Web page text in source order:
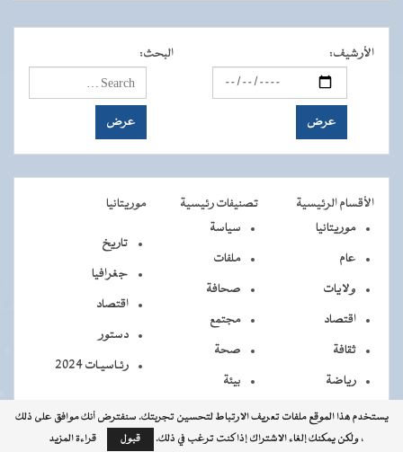
الأرشيف: البحث:
الأقسام الرئيسية تصنيفات رئيسية
موريتانيا
موريتانيا
عام
ولايات
اقتصاد
ثقافة
رياضة
سياسة
ملفات
صحافة
مجتمع
صحة
بيئة
تاريخ
جغرافيا
اقتصاد
دستور
رئـاسيـات 2024
يستخدم هذا الموقع ملفات تعريف الارتباط لتحسين تجربتك. سنفترض أنك موافق على ذلك
، ولكن يمكنك إلغاء الاشتراك إذا كنت ترغب في ذلك.
قبول قراءة المزيد